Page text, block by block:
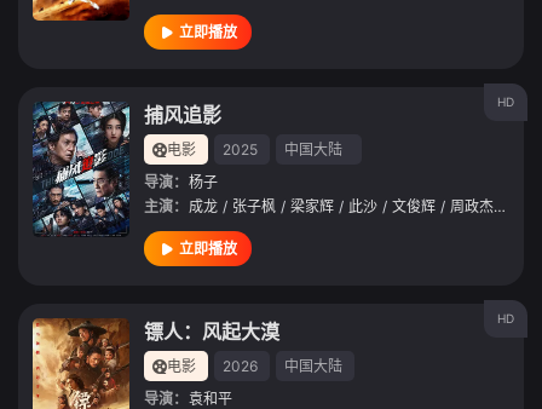
立即播放
HD
捕风追影
电影 2025
中国大陆
导演： 杨子
主演： 成龙 / 张子枫 / 梁家辉 / 此沙 / 文俊辉 / 周政杰 /
立即播放
HD
镖人：风起大漠
电影 2026
中国大陆
导演： 袁和平